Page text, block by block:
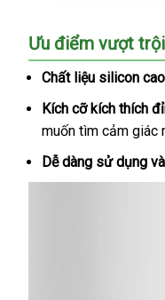
Dương
Vật
Giả
Size
Khủng
Mềm
Ưu điểm vượt
Chất liệu silicon
Kích cỡ kích thích
muốn tìm cảm giác
Dễ dàng sử dụng